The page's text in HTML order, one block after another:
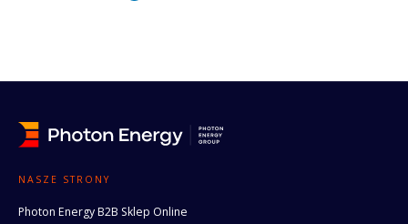
NASZE STRONY
Photon Energy B2B Sklep Online